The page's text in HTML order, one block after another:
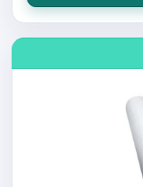
Otwórz produkt: